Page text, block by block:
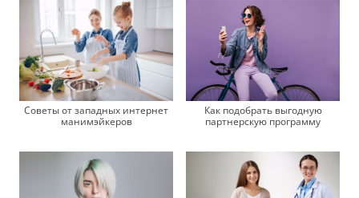
Советы от западных интернет
манимэйкеров
Как подобрать выгодную
партнерскую программу